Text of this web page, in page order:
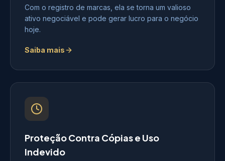
Com o registro de marcas, ela se torna um valioso
ativo negociável e pode gerar lucro para o negócio
hoje.
Saiba mais
Proteção Contra Cópias e Uso
Indevido